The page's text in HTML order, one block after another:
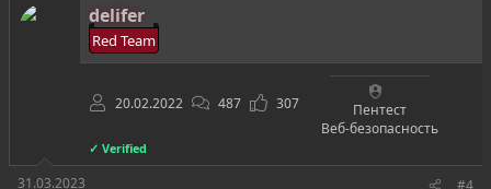
delifer
Red Team
20.02.2022 487 307
Пентест
Веб-безопасность
✓ Verified
31.03.2023 #4